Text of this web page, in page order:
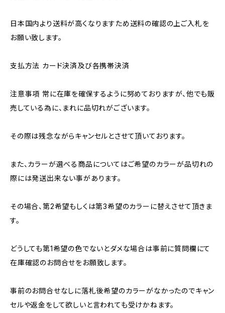
日本国内より送料が高くなりますため送料の確認の上ご入札を
お願い致します。
支払方法 カード決済及び各携帯決済
注意事項 常に在庫を確保するように努めておりますが、他でも販
売している為に、まれに品切れがございます。
その際は残念ながらキャンセルとさせて頂いております。
また、カラーが選べる商品についてはご希望のカラーが品切れの
際には発送出来ない事があります。
その場合、第2希望もしくは第3希望のカラーに替えさせて頂きま
す。
どうしても第1希望の色でないとダメな場合は事前に質問欄にて
在庫確認のお問合せをお願致します。
事前のお問合せなしに落札後希望のカラーがなかったのでキャン
セルや返金をして欲しいと言われても受けかねます。